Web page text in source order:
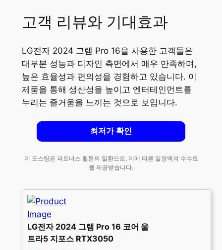
고객 리뷰와 기대효과
LG전자 2024 그램 Pro 16을 사용한 고객들은
대부분 성능과 디자인 측면에서 매우 만족하며,
높은 효율성과 편의성을 경험하고 있습니다. 이
제품을 통해 생산성을 높이고 엔터테인먼트를
누리는 즐거움을 느끼는 것으로 보입니다.
최저가 확인
이 포스팅은 파트너스 활동의 일환으로, 이에 따른 일정액의 수수료
를 제공받습니다.
LG전자 2024 그램 Pro 16 코어 울
트라5 지포스 RTX3050